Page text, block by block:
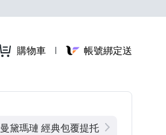
購物車 帳號綁定送
曼黛瑪璉 經典包覆提托